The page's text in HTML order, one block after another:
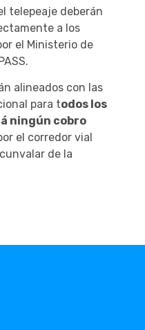
telepeaje deberán
a los
el Ministerio de
alineados con las
para todos los
ningún cobro
el corredor vial
de la